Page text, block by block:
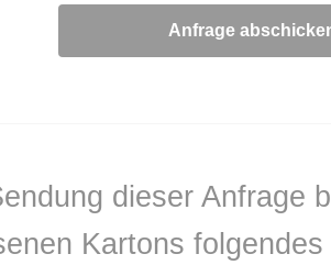
dieser Anfrage
Kartons